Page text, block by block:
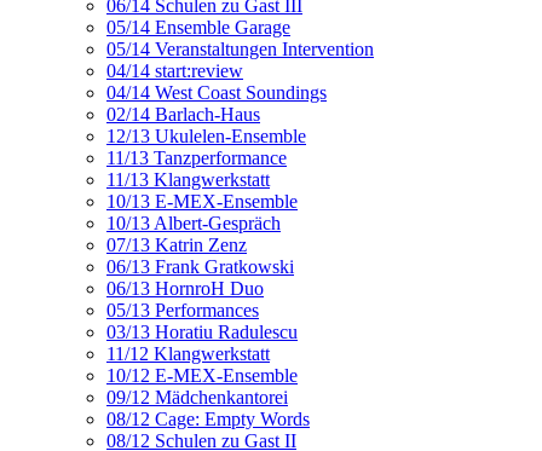
06/14 Schulen zu Gast III
05/14 Ensemble Garage
05/14 Veranstaltungen Intervention
04/14 start:review
04/14 West Coast Soundings
02/14 Barlach-Haus
12/13 Ukulelen-Ensemble
11/13 Tanzperformance
11/13 Klangwerkstatt
10/13 E-MEX-Ensemble
10/13 Albert-Gespräch
07/13 Katrin Zenz
06/13 Frank Gratkowski
06/13 HornroH Duo
05/13 Performances
03/13 Horatiu Radulescu
11/12 Klangwerkstatt
10/12 E-MEX-Ensemble
09/12 Mädchenkantorei
08/12 Cage: Empty Words
08/12 Schulen zu Gast II